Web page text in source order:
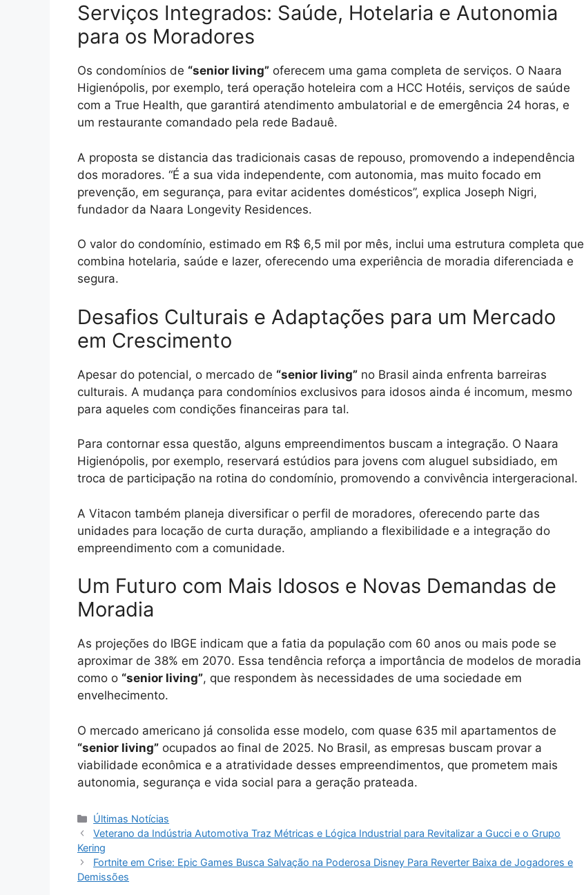
Serviços Integrados: Saúde, Hotelaria e Autonomia
para os Moradores
Os condomínios de “senior living” oferecem uma gama completa de serviços. O Naara
Higienópolis, por exemplo, terá operação hoteleira com a HCC Hotéis, serviços de saúde
com a True Health, que garantirá atendimento ambulatorial e de emergência 24 horas, e
um restaurante comandado pela rede Badauê.
A proposta se distancia das tradicionais casas de repouso, promovendo a independência
dos moradores. “É a sua vida independente, com autonomia, mas muito focado em
prevenção, em segurança, para evitar acidentes domésticos”, explica Joseph Nigri,
fundador da Naara Longevity Residences.
O valor do condomínio, estimado em R$ 6,5 mil por mês, inclui uma estrutura completa que
combina hotelaria, saúde e lazer, oferecendo uma experiência de moradia diferenciada e
segura.
Desafios Culturais e Adaptações para um Mercado
em Crescimento
Apesar do potencial, o mercado de “senior living” no Brasil ainda enfrenta barreiras
culturais. A mudança para condomínios exclusivos para idosos ainda é incomum, mesmo
para aqueles com condições financeiras para tal.
Para contornar essa questão, alguns empreendimentos buscam a integração. O Naara
Higienópolis, por exemplo, reservará estúdios para jovens com aluguel subsidiado, em
troca de participação na rotina do condomínio, promovendo a convivência intergeracional.
A Vitacon também planeja diversificar o perfil de moradores, oferecendo parte das
unidades para locação de curta duração, ampliando a flexibilidade e a integração do
empreendimento com a comunidade.
Um Futuro com Mais Idosos e Novas Demandas de
Moradia
As projeções do IBGE indicam que a fatia da população com 60 anos ou mais pode se
aproximar de 38% em 2070. Essa tendência reforça a importância de modelos de moradia
como o “senior living”, que respondem às necessidades de uma sociedade em
envelhecimento.
O mercado americano já consolida esse modelo, com quase 635 mil apartamentos de
“senior living” ocupados ao final de 2025. No Brasil, as empresas buscam provar a
viabilidade econômica e a atratividade desses empreendimentos, que prometem mais
autonomia, segurança e vida social para a geração prateada.
Categorias
Últimas Notícias
Veterano da Indústria Automotiva Traz Métricas e Lógica Industrial para Revitalizar a Gucci e o Grupo
Kering
Fortnite em Crise: Epic Games Busca Salvação na Poderosa Disney Para Reverter Baixa de Jogadores e
Demissões